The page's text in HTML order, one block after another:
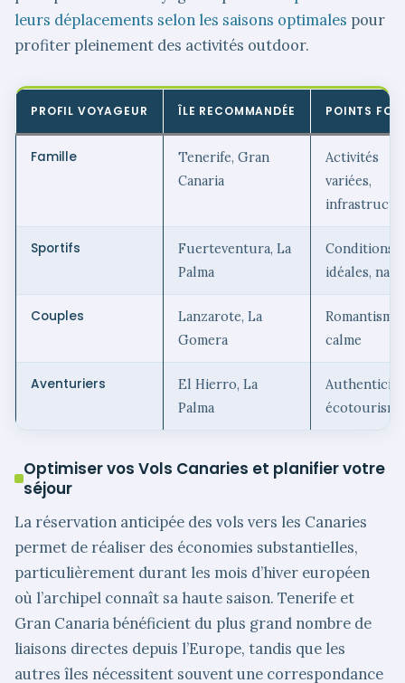
leurs déplacements selon les saisons optimales pour
profiter pleinement des activités outdoor.
PROFIL VOYAGEUR ÎLE RECOMMANDÉE POINTS
Famille
Tenerife, Gran
Canaria
Activités
variées,
Sportifs
Fuerteventura, La
Palma
Conditions
idéales,
Couples
Lanzarote, La
Gomera
Romantisme,
calme
Aventuriers
El Hierro, La
Palma
écotourisme
Optimiser vos Vols Canaries et planifier votre
séjour
La réservation anticipée des vols vers les Canaries
permet de réaliser des économies substantielles,
particulièrement durant les mois d’hiver européen
où l’archipel connaît sa haute saison. Tenerife et
Gran Canaria bénéficient du plus grand nombre de
liaisons directes depuis l’Europe, tandis que les
autres îles nécessitent souvent une correspondance